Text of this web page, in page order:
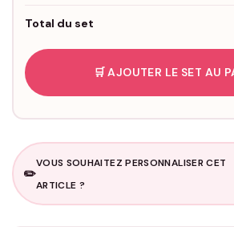
Total du set
🛒 AJOUTER LE SET AU
✏️
VOUS SOUHAITEZ PERSONNALISER CET
ARTICLE ?